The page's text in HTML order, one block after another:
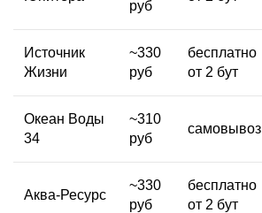
руб
Источник
Жизни
~330
руб
бесплатно
от 2 бут
Океан Воды
34
~310
руб
самовывоз
Аква-Ресурс
~330
руб
бесплатно
от 2 бут